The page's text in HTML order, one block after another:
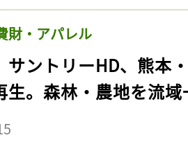
財・アパレル
サントリーHD、熊本
生。森林・農地を流